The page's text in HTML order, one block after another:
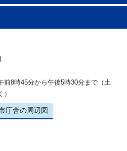
8時45分から午後5時30分まで（土
庁舎の周辺図